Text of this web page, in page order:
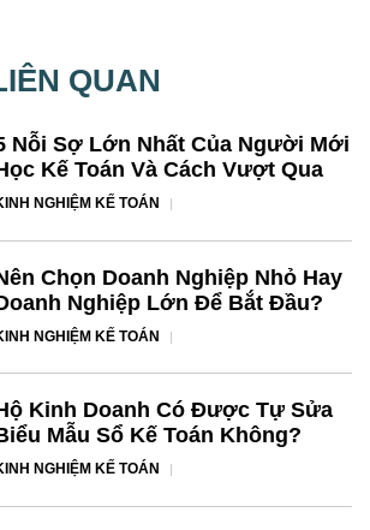
QUAN
Nỗi Sợ Lớn Nhất Của Người Mới
Kế Toán Và Cách Vượt Qua
NGHIỆM KẾ TOÁN
Chọn Doanh Nghiệp Nhỏ Hay
Nghiệp Lớn Để Bắt Đầu?
NGHIỆM KẾ TOÁN
Kinh Doanh Có Được Tự Sửa
Mẫu Sổ Kế Toán Không?
NGHIỆM KẾ TOÁN